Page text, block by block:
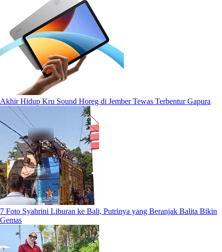
Akhir Hidup Kru Sound Horeg di Jember Tewas Terbentur Gapura
7 Foto Syahrini Liburan ke Bali, Putrinya yang Beranjak Balita Bikin
Gemas